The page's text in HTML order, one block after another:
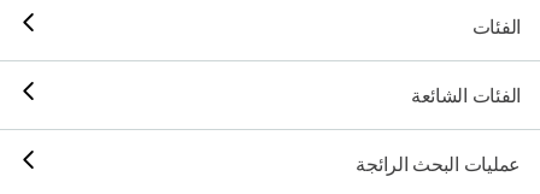
الفئات
الفئات الشائعة
عمليات البحث الرائجة